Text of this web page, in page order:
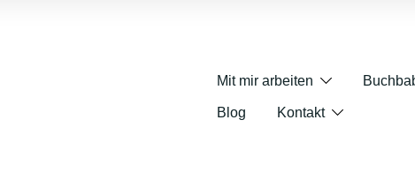
Mit mir arbeiten
Blog Kontakt